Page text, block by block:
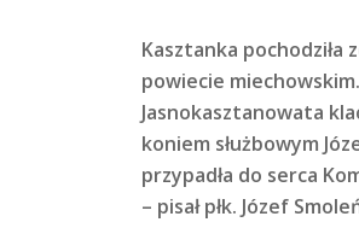
Kasztanka pochodziła
powiecie
Jasnokasztanowata
koniem służbowym
przypadła do serca
– pisał płk. Józef